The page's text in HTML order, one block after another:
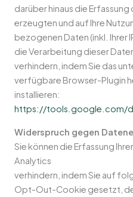
darüber hinaus die
erzeugten und auf Ihre
bezogenen Daten (inkl. Ihrer
die Verarbeitung dieser
verhindern, indem Sie das
verfügbare Browser-Plugin
installieren:
https://tools.google.com/
Widerspruch gegen
Sie können die Erfassung
Analytics
verhindern, indem Sie auf
Opt-Out-Cookie gesetzt,